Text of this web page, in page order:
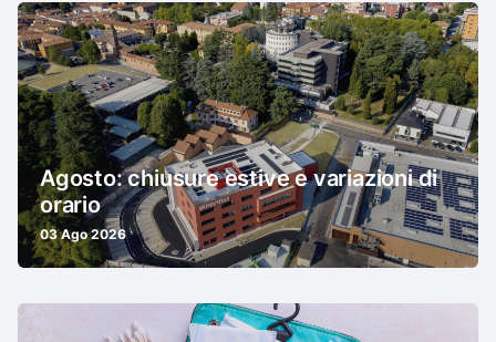
Agosto: chiusure estive e variazioni di
orario
03 Ago 2026